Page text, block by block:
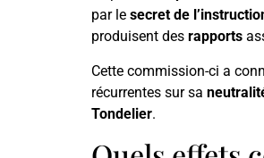
par le secret de
produisent des rapports
Cette commission-ci a
récurrentes sur sa
Tondelier.